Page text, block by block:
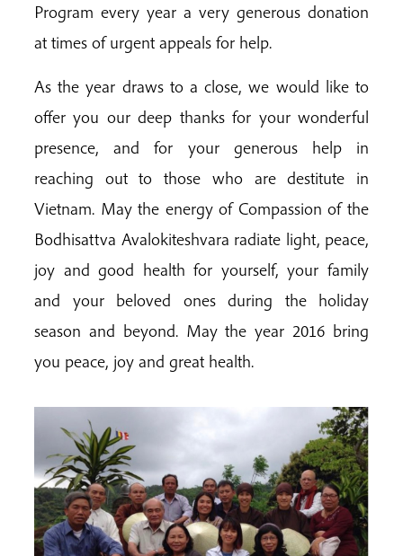
Program every year a very generous donation
at times of urgent appeals for help.
As the year draws to a close, we would like to
offer you our deep thanks for your wonderful
presence, and for your generous help in
reaching out to those who are destitute in
Vietnam. May the energy of Compassion of the
Bodhisattva Avalokiteshvara radiate light, peace,
joy and good health for yourself, your family
and your beloved ones during the holiday
season and beyond. May the year 2016 bring
you peace, joy and great health.